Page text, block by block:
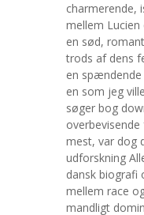
charmerende,
mellem
en sød,
trods af dens
en
en som jeg
søger bog
mest, var dog
udforskning
dansk biografi
mellem race
mandligt